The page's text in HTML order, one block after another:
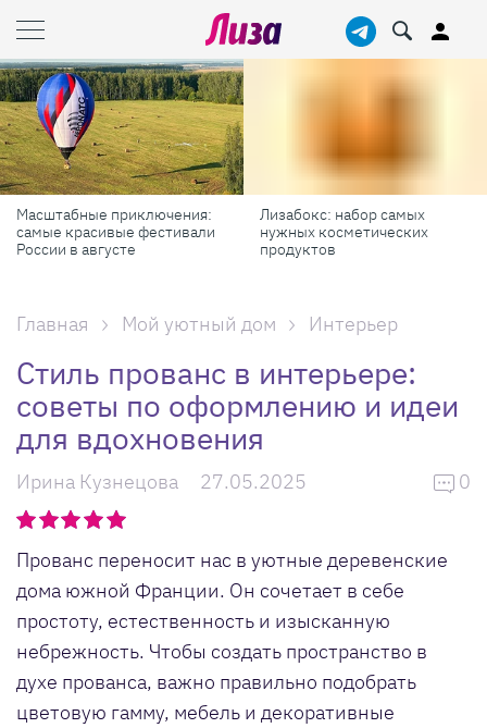
заготовки от
Кожа помнит всё: зачем
наше тело запоминает
каждый порез
Главная Мой уютный дом Интерьер
Стиль прованс в интерьере:
советы по оформлению и идеи
для вдохновения
Ирина Кузнецова 27.05.2025 0
Прованс переносит нас в уютные деревенские
дома южной Франции. Он сочетает в себе
простоту, естественность и изысканную
небрежность. Чтобы создать пространство в
духе прованса, важно правильно подобрать
цветовую гамму, мебель и декоративные